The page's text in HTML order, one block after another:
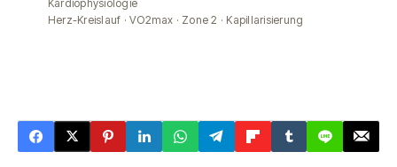
Kardiophysiologie
Herz-Kreislauf · VO2max · Zone 2 · Kapillarisierung